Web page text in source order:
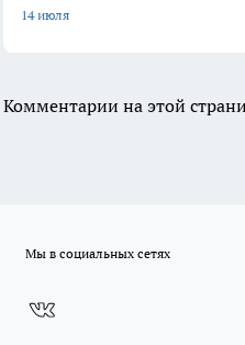
14 июля
Комментарии на этой
Мы в социальных сетях